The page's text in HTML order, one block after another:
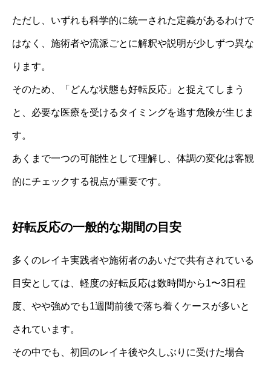
ただし、いずれも科学的に統一された定義があるわけで
はなく、施術者や流派ごとに解釈や説明が少しずつ異な
ります。
そのため、「どんな状態も好転反応」と捉えてしまう
と、必要な医療を受けるタイミングを逃す危険が生じま
す。
あくまで一つの可能性として理解し、体調の変化は客観
的にチェックする視点が重要です。
好転反応の一般的な期間の目安
多くのレイキ実践者や施術者のあいだで共有されている
目安としては、軽度の好転反応は数時間から1〜3日程
度、やや強めでも1週間前後で落ち着くケースが多いと
されています。
その中でも、初回のレイキ後や久しぶりに受けた場合